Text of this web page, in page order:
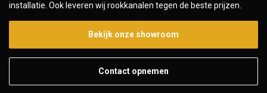
installatie. Ook leveren wij rookkanalen tegen de beste prijzen.
Bekijk onze showroom
Contact opnemen